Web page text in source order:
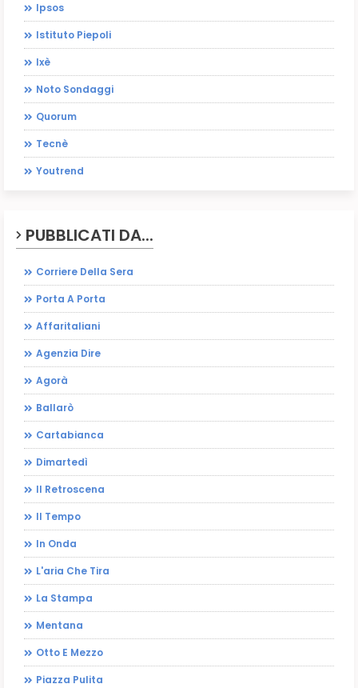
Ipsos
Istituto Piepoli
Ixè
Noto Sondaggi
Quorum
Tecnè
Youtrend
PUBBLICATI DA...
Corriere Della Sera
Porta A Porta
Affaritaliani
Agenzia Dire
Agorà
Ballarò
Cartabianca
Dimartedì
Il Retroscena
Il Tempo
In Onda
L'aria Che Tira
La Stampa
Mentana
Otto E Mezzo
Piazza Pulita